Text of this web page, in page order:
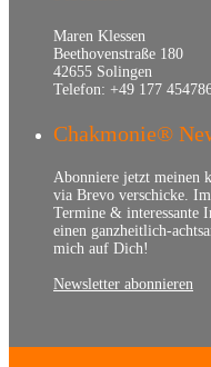
Maren Klessen
Beethovenstraße 180
42655 Solingen
Telefon: +49 177
Chakmonie®
Abonniere jetzt meinen
via Brevo verschicke.
Termine & interessante
einen ganzheitlich-
mich auf Dich!
Newsletter abonnieren